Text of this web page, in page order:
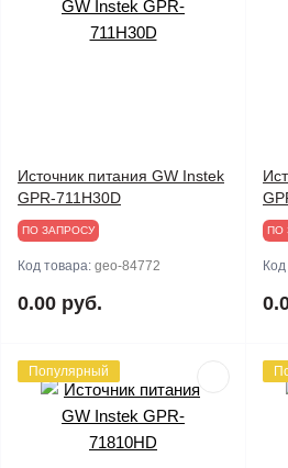
Источник питания GW Instek
GPR-711H30D
ПО ЗАПРОСУ
Код товара: geo-84772
0.00 руб.
ПО
Популярный